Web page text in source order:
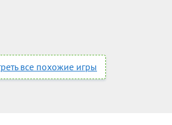
все похожие игры